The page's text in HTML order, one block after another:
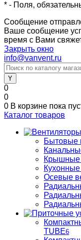
* - Поля,
Сообщение
Ваше сообщение
время с Вами
Закрыть окно
info@vanvent.ru
0
0
0 В корзине пока
Каталог товаров
Бытовые
Крышные
Осевые
TUBE6